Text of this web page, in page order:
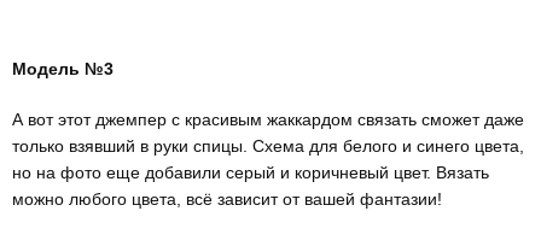
Модель №3
А вот этот джемпер с красивым жаккардом связать сможет даже
только взявший в руки спицы. Схема для белого и синего цвета,
но на фото еще добавили серый и коричневый цвет. Вязать
можно любого цвета, всё зависит от вашей фантазии!